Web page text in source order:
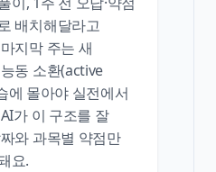
배치해달라고
지막 주는 새
동 소환(active
에 몰아야 실전에서
가 이 구조를 잘
와 과목별 약점만
요.